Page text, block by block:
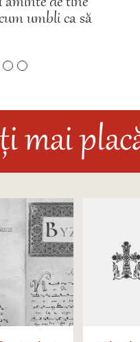
umbli ca să
mai